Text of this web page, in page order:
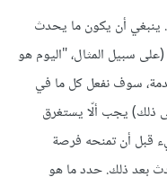
ينبغي أن يكون ما يحدث
سبيل المثال، "اليوم هو
سوف نفعل كل ما في
ذلك) يجب ألّا يستغرق
قبل أن تمنحه فرصة
بعد ذلك. حدد ما هو